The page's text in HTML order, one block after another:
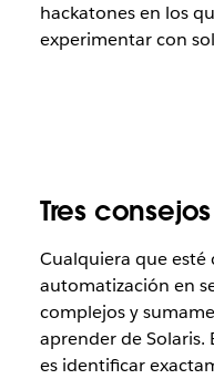
hackatones en los
experimentar con
Tres consejos
Cualquiera que
automatización en
complejos y
aprender de
es identificar